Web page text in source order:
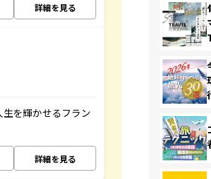
詳細を見る
を輝かせるフラン
詳細を見る